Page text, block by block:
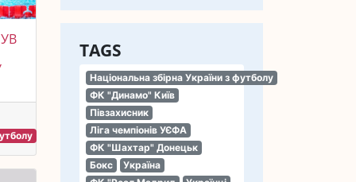
TAGS
Національна збірна України з футболу
ФК "Динамо" Київ
Півзахисник
Ліга чемпіонів УЄФА
ФК "Шахтар" Донецьк
Бокс
Україна